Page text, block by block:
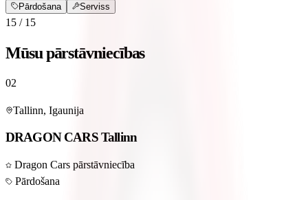
Pārdošana
Serviss
15 / 15
Mūsu pārstāvniecības
02
Tallinn, Igaunija
DRAGON CARS Tallinn
Dragon Cars pārstāvniecība
Pārdošana